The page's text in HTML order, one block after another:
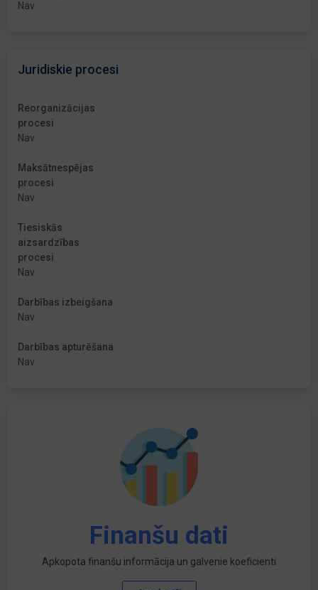
Nav
Juridiskie procesi
Reorganizācijas
procesi
Nav
Maksātnespējas
procesi
Nav
Tiesiskās
aizsardzības
procesi
Nav
Darbības izbeigšana
Nav
Darbības apturēšana
Nav
Finanšu dati
Apkopota finanšu informācija un galvenie koeficienti